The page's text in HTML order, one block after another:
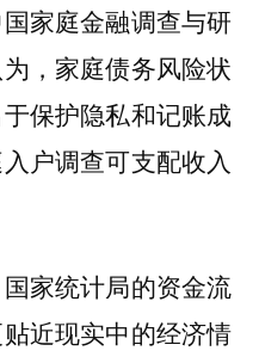
家庭金融调查与研
，家庭债务风险状
保护隐私和记账成
户调查可支配收入
家统计局的资金流
近现实中的经济情